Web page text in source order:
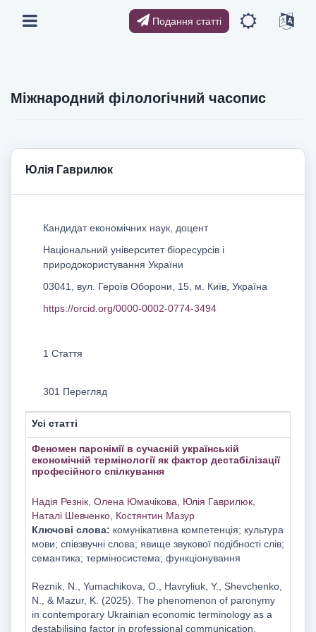
Подання статті
Міжнародний філологічний часопис
Юлія Гаврилюк
Кандидат економічних наук, доцент
Національний університет біоресурсів і
природокористування України
03041, вул. Героїв Оборони, 15, м. Київ, Україна
https://orcid.org/0000-0002-0774-3494
1 Стаття
301 Перегляд
Усі статті
Феномен паронімії в сучасній українській
економічній термінології як фактор дестабілізації
професійного спілкування
Надія Резнік, Олена Юмачікова Юлія Гаврилюк,
Наталі Шевченко, Костянтин Мазур
Ключові слова: комунікативна компетенція; культура
мови; співзвучні слова; явище звукової подібності слів;
семантика; терміносистема; функціонування
Reznіk, N., Yumachikova, O., Havrylіuk, Y., Shevchenko,
N., & Mazur, K. (2025). The phenomenon of paronymy
in contemporary Ukrainian economic terminology as a
destabilising factor in professional communication.